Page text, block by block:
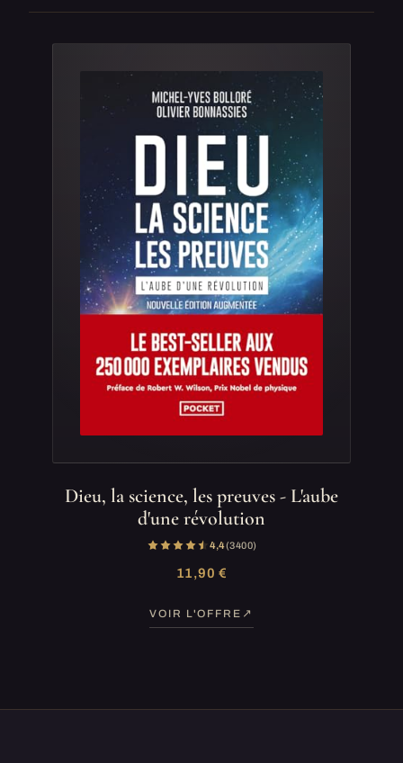
Dieu, la science, les preuves - L'aube
d'une révolution
4,4(3 400)
11,90 €
VOIR L'OFFRE